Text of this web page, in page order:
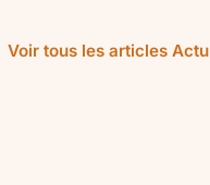
Voir tous les articles Actu